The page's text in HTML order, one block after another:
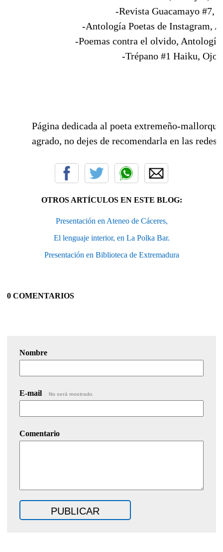
-Revista Guacamayo #7,
-Antología Poetas de Instagram,
-Poemas contra el olvido,
-Trépano #1 Haiku,
Página dedicada al poeta extremeño-
agrado, no dejes de recomendarla en las redes
OTROS ARTÍCULOS EN ESTE BLOG:
Presentación en Ateneo de Cáceres,
El lenguaje interior, en La Polka Bar.
Presentación en Biblioteca de Extremadura
0 COMENTARIOS
Nombre
E-mail No será mostrado.
Comentario